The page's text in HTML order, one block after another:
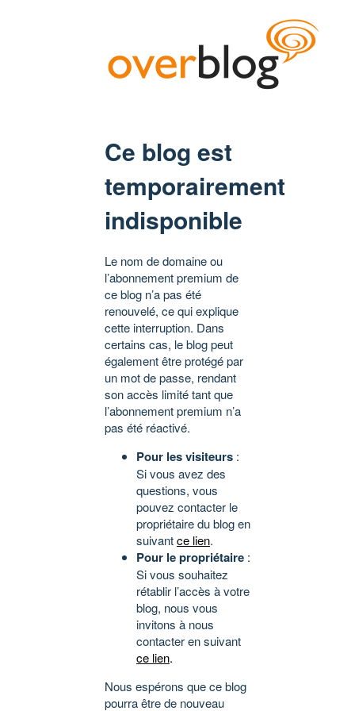
Ce blog est
temporairement
indisponible
Le nom de domaine ou
l’abonnement premium de
ce blog n’a pas été
renouvelé, ce qui explique
cette interruption. Dans
certains cas, le blog peut
également être protégé par
un mot de passe, rendant
son accès limité tant que
l’abonnement premium n’a
pas été réactivé.
Pour les visiteurs :
Si vous avez des
questions, vous
pouvez contacter le
propriétaire du blog en
suivantce lien.
Pour le propriétaire :
Si vous souhaitez
rétablir l’accès à votre
blog, nous vous
invitons à nous
contacter en suivant
ce lien.
Nous espérons que ce blog
pourra être de nouveau